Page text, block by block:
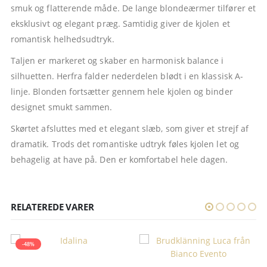
smuk og flatterende måde. De lange blondeærmer tilfører et
eksklusivt og elegant præg. Samtidig giver de kjolen et
romantisk helhedsudtryk.
Taljen er markeret og skaber en harmonisk balance i
silhuetten. Herfra falder nederdelen blødt i en klassisk A-
linje. Blonden fortsætter gennem hele kjolen og binder
designet smukt sammen.
Skørtet afsluttes med et elegant slæb, som giver et strejf af
dramatik. Trods det romantiske udtryk føles kjolen let og
behagelig at have på. Den er komfortabel hele dagen.
RELATEREDE VARER
-48%